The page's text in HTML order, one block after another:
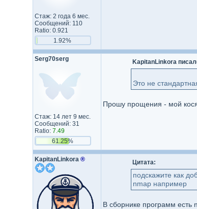
Стаж: 2 года 6 мес.
Сообщений: 110
Ratio: 0.921
1.92%
Serg70serg
Стаж: 14 лет 9 мес.
Сообщений: 31
Ratio: 7.49
61.25%
KapitanLinkora
Это не
Прошу прощения - мой
KapitanLinkora ® Цитата:
подскажите как
nmap например
В сборнике программ есть